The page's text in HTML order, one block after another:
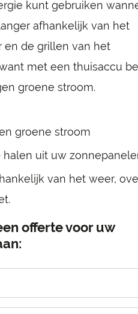
kunt gebruiken
afhankelijk van het
en de grillen van het
met een thuisaccu
groene stroom.
groene stroom
halen uit uw
van het weer,
offerte voor uw